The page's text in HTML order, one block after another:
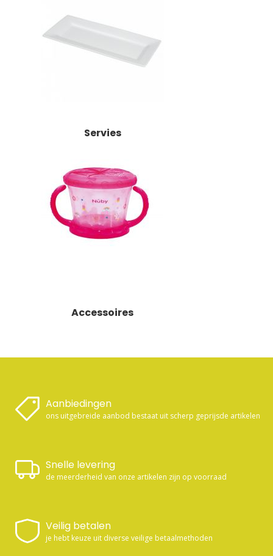
Servies
Accessoires
Aanbiedingen
ons uitgebreide aanbod bestaat uit scherp geprijsde artikelen
Snelle levering
de meerderheid van onze artikelen zijn op voorraad
Veilig betalen
je hebt keuze uit diverse veilige betaalmethoden